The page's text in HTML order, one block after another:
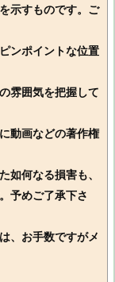
示すものです。ご
ンポイントな位置
雰囲気を把握して
動画などの著作権
如何なる損害も、
予めご了承下さ
、お手数ですがメ